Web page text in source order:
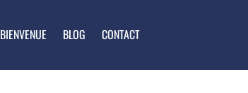
BIENVENUE BLOG CONTACT